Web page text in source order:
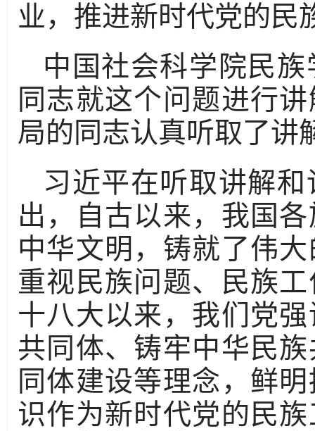
业，推进新时代党的民
中国社会科学院民
同志就这个问题进行
局的同志认真听取了讲
习近平在听取讲解
出，自古以来，我国
中华文明，铸就了伟
重视民族问题、民族
十八大以来，我们党
共同体、铸牢中华民
同体建设等理念，鲜
识作为新时代党的民